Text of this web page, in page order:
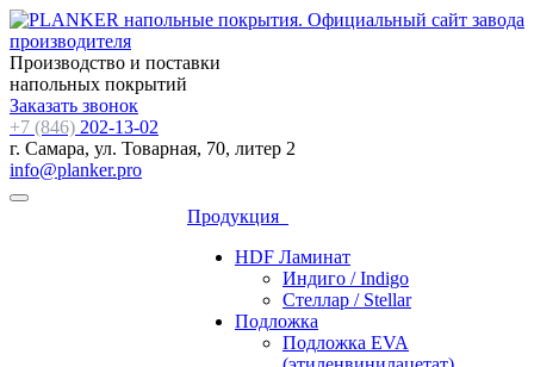
Производство и поставки
напольных покрытий
Заказать звонок
+7 (846) 202-13-02
г. Самара, ул. Товарная, 70, литер 2
info@planker.pro
Продукция
HDF Ламинат
Индиго / Indigo
Стеллар / Stellar
Подложка
Подложка EVA